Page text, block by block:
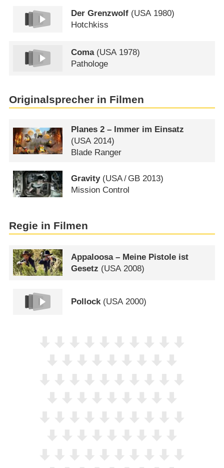
Der Grenzwolf (USA1980)
Hotchkiss
Coma(USA1978)
Pathologe
Originalsprecher in Filmen
Planes 2 – Immer im Einsatz
(USA2014)
Blade Ranger
Gravity(USA/ GB 2013)
Mission Control
Regie in Filmen
Appaloosa – Meine Pistole ist
Gesetz (USA 2008)
Pollock(USA2000)